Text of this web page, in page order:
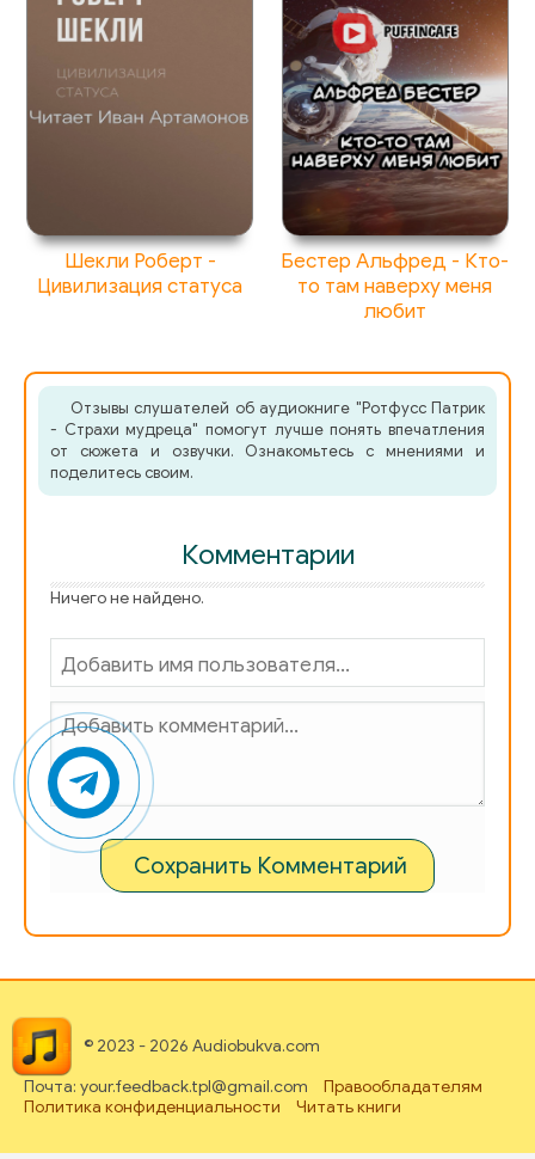
071
072
073
076
079
080
081
083
084
085
086
087
088
089
093
094
095
Шекли Роберт -
Цивилизация статуса
Бестер Альфред - Кто-
то там наверху меня
любит
Отзывы слушателей об аудиокниге "Ротфусс Патрик
- Страхи мудреца" помогут лучше понять впечатления
от сюжета и озвучки. Ознакомьтесь с мнениями и
поделитесь своим.
Комментарии
Ничего не найдено.
Сохранить Комментарий
© 2023 - 2026 Audiobukva.com
Почта: your.feedback.tpl@gmail.com
Правообладателям
Политика конфиденциальности
Читать книги